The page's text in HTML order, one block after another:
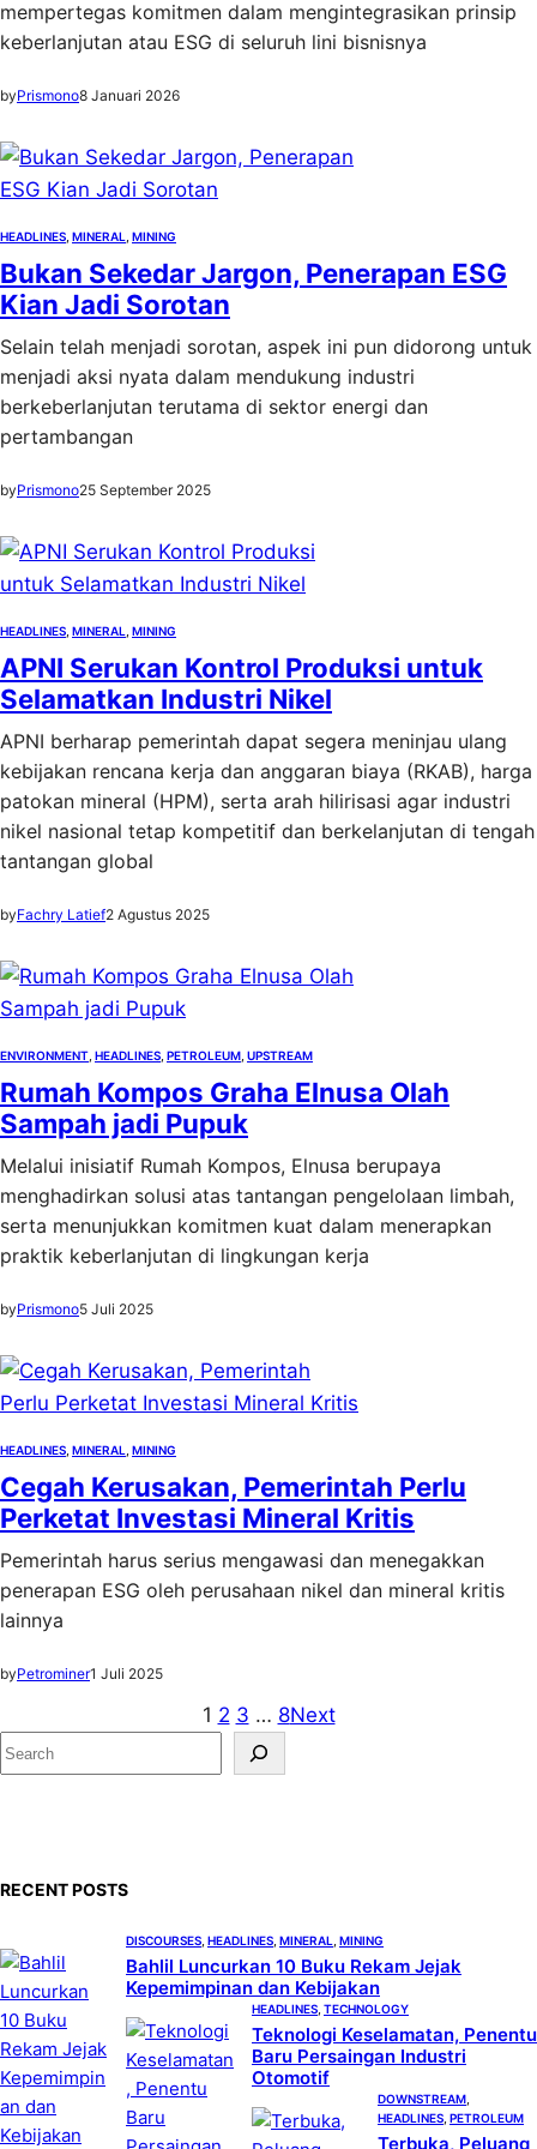
mempertegas komitmen dalam mengintegrasikan prinsip
keberlanjutan atau ESG di seluruh lini bisnisnya
byPrismono8 Januari 2026
HEADLINES MINERAL MINING
Bukan Sekedar Jargon, Penerapan ESG
Kian Jadi Sorotan
Selain telah menjadi sorotan, aspek ini pun didorong untuk
menjadi aksi nyata dalam mendukung industri
berkeberlanjutan terutama di sektor energi dan
pertambangan
byPrismono25 September 2025
HEADLINES MINERAL MINING
APNI Serukan Kontrol Produksi untuk
Selamatkan Industri Nikel
APNI berharap pemerintah dapat segera meninjau ulang
kebijakan rencana kerja dan anggaran biaya (RKAB), harga
patokan mineral (HPM), serta arah hilirisasi agar industri
nikel nasional tetap kompetitif dan berkelanjutan di tengah
tantangan global
byFachry Latief2 Agustus 2025
ENVIRONMENT HEADLINES PETROLEUM UPSTREAM
Rumah Kompos Graha Elnusa Olah
Sampah jadi Pupuk
Melalui inisiatif Rumah Kompos, Elnusa berupaya
menghadirkan solusi atas tantangan pengelolaan limbah,
serta menunjukkan komitmen kuat dalam menerapkan
praktik keberlanjutan di lingkungan kerja
byPrismono5 Juli 2025
HEADLINES MINERAL MINING
Cegah Kerusakan, Pemerintah Perlu
Perketat Investasi Mineral Kritis
Pemerintah harus serius mengawasi dan menegakkan
penerapan ESG oleh perusahaan nikel dan mineral kritis
lainnya
byPetrominer1 Juli 2025
1 2 3 … 8Next
S
e
RECENT POSTS
DISCOURSES HEADLINES MINERAL MINING
Bahlil Luncurkan 10 Buku Rekam Jejak
Kepemimpinan dan Kebijakan
HEADLINES TECHNOLOGY
Teknologi Keselamatan, Penentu
Baru Persaingan Industri
Otomotif
DOWNSTREAM
HEADLINES PETROLEUM
Terbuka, Peluang